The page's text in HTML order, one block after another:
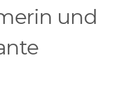
und